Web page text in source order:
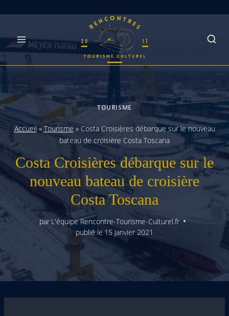
content
TOURISME
Accueil» Tourisme » Costa Croisières débarque sur le nouveau
bateau de croisière Costa Toscana
Costa Croisières débarque sur le
nouveau bateau de croisière
Costa Toscana
par L'équipe Rencontre-Tourisme-Culturel.fr
publié le 15 janvier 2021